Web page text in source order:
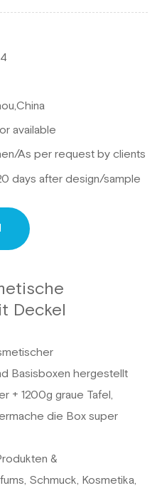
available
As per request by clients
days after design/sample
Deckel
Basisboxen hergestellt
+ 1200g graue Tafel,
mache die Box super
&
Schmuck, Kosmetika,